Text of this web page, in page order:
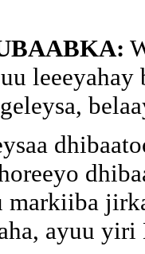
markiiba
ayuu yiri